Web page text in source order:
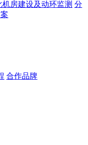
机房建设及动环监测 分
合作品牌